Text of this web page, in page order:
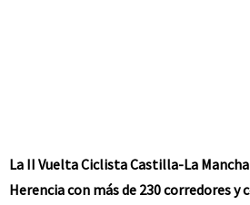
La II Vuelta Ciclista Castilla-La
Herencia con más de 230 corredores y